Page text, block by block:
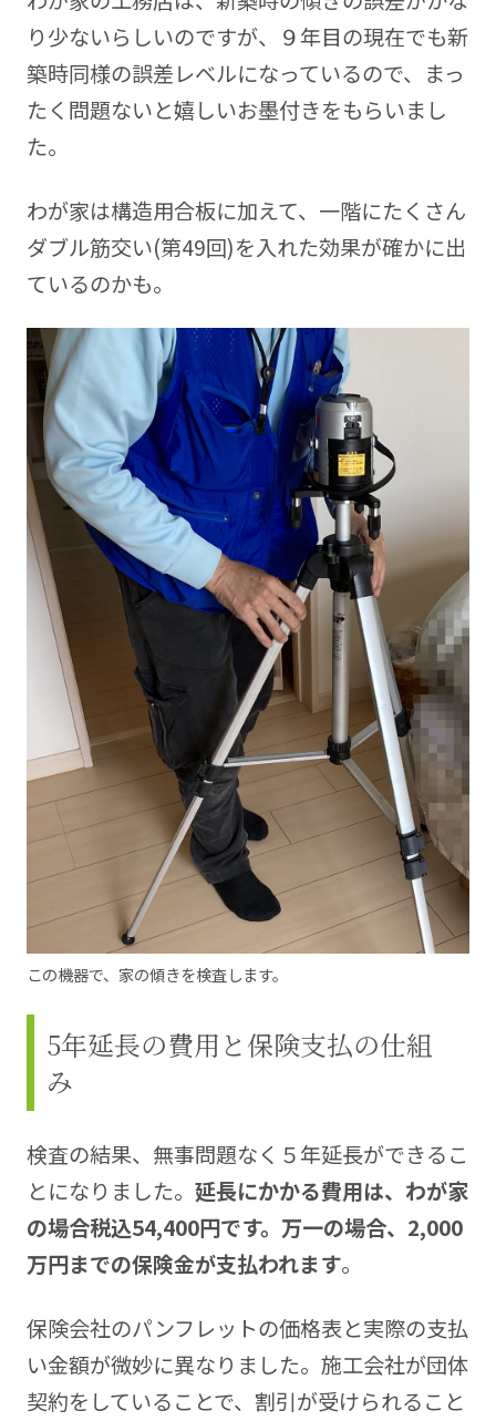
り少ないらしいのですが、９年目の現在でも新
築時同様の誤差レベルになっているので、まっ
たく問題ないと嬉しいお墨付きをもらいまし
た。
わが家は構造用合板に加えて、一階にたくさん
ダブル筋交い(第49回)を入れた効果が確かに出
ているのかも。
この機器で、家の傾きを検査します。
5年延長の費用と保険支払の仕組
み
検査の結果、無事問題なく５年延長ができるこ
とになりました。 延長にかかる費用は、わが家
の場合税込54,400円です。万一の場合、2,000
万円までの保険金が支払われます。
保険会社のパンフレットの価格表と実際の支払
い金額が微妙に異なりました。施工会社が団体
契約をしていることで、割引が受けられること